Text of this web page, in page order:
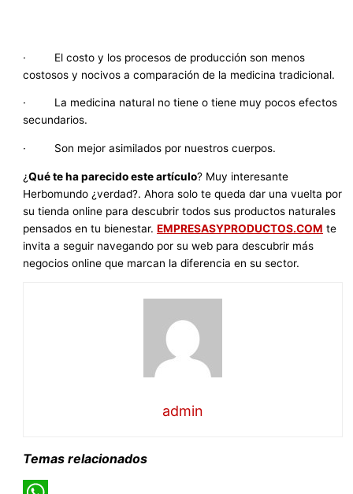
· El costo y los procesos de producción son menos
costosos y nocivos a comparación de la medicina tradicional.
· La medicina natural no tiene o tiene muy pocos efectos
secundarios.
· Son mejor asimilados por nuestros cuerpos.
¿Qué te ha parecido este artículo? Muy interesante
Herbomundo ¿verdad?. Ahora solo te queda dar una vuelta por
su tienda online para descubrir todos sus productos naturales
pensados en tu bienestar.EMPRESASYPRODUCTOS.COM te
invita a seguir navegando por su web para descubrir más
negocios online que marcan la diferencia en su sector.
admin
Temas relacionados